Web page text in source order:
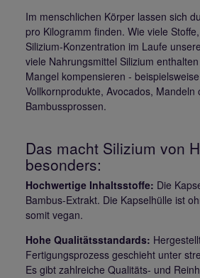
Im menschlichen Körper lassen sich
pro Kilogramm finden. Wie viele
Silizium-Konzentration im Laufe
viele Nahrungsmittel Silizium
Mangel kompensieren -
Vollkornprodukte, Avocados, Mandeln
Bambussprossen.
Das macht Silizium von
besonders:
Hochwertige Inhaltsstoffe: Die
Bambus-Extrakt. Die Kapselhülle ist
somit vegan.
Hohe Qualitätsstandards:
Fertigungsprozess geschieht unter
Es gibt zahlreiche Qualitäts- und